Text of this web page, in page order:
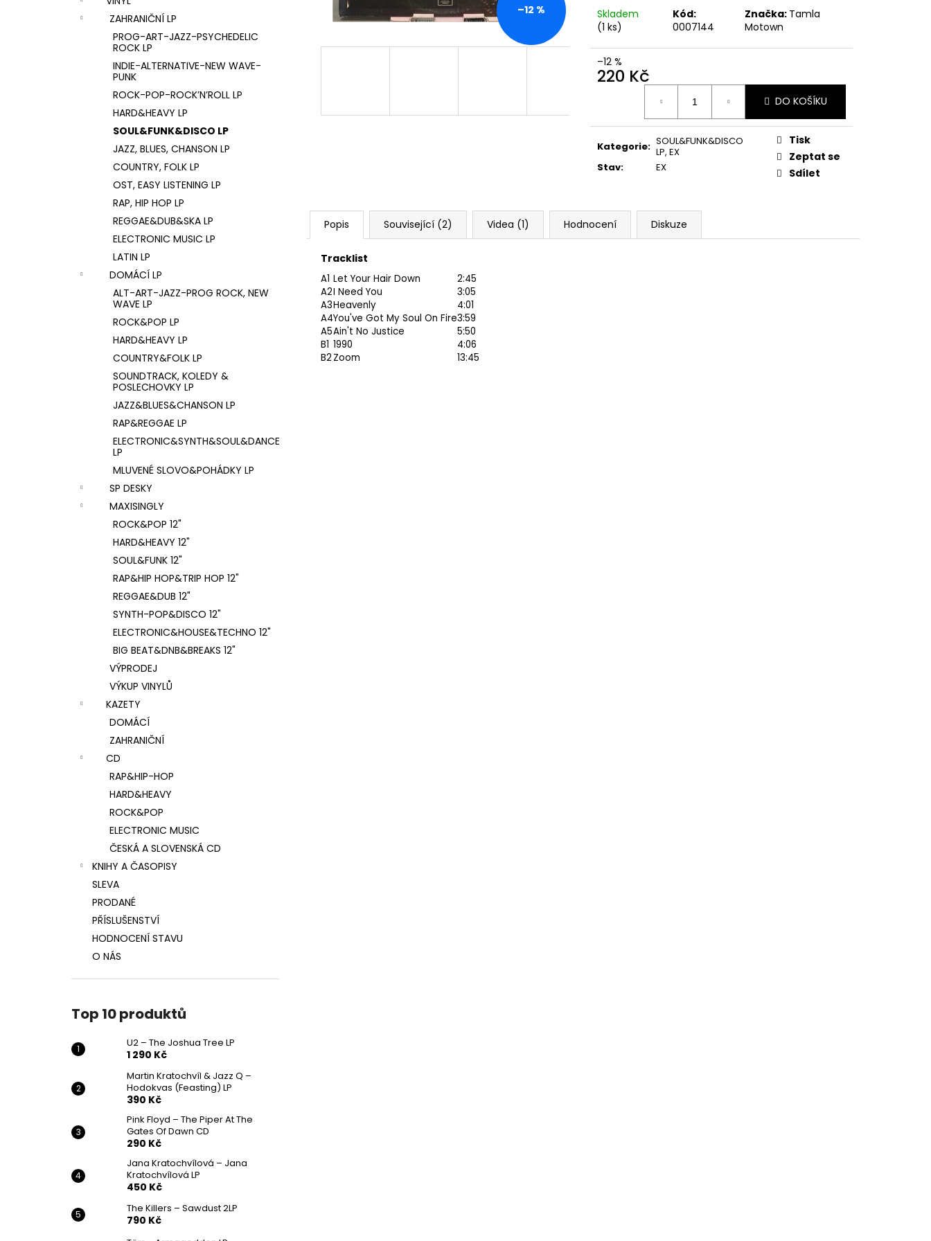
ZAHRANIČNÍ LP
PROG-ART-JAZZ-PSYCHEDELIC
ROCK LP
INDIE-ALTERNATIVE-NEW WAVE-
PUNK
ROCK-POP-ROCK’N’ROLL LP
HARD&HEAVY LP
SOUL&FUNK&DISCO LP
JAZZ, BLUES, CHANSON LP
COUNTRY, FOLK LP
OST, EASY LISTENING LP
RAP, HIP HOP LP
REGGAE&DUB&SKA LP
ELECTRONIC MUSIC LP
LATIN LP
DOMÁCÍ LP
ALT-ART-JAZZ-PROG ROCK, NEW
WAVE LP
ROCK&POP LP
HARD&HEAVY LP
COUNTRY&FOLK LP
SOUNDTRACK, KOLEDY &
POSLECHOVKY LP
JAZZ&BLUES&CHANSON LP
RAP&REGGAE LP
ELECTRONIC&SYNTH&SOUL&DANCE
LP
MLUVENÉ SLOVO&POHÁDKY LP
SP DESKY
MAXISINGLY
ROCK&POP 12"
HARD&HEAVY 12"
SOUL&FUNK 12"
RAP&HIP HOP&TRIP HOP 12"
REGGAE&DUB 12"
SYNTH-POP&DISCO 12"
ELECTRONIC&HOUSE&TECHNO 12"
BIG BEAT&DNB&BREAKS 12"
VÝPRODEJ
VÝKUP VINYLŮ
KAZETY
DOMÁCÍ
ZAHRANIČNÍ
CD
RAP&HIP-HOP
HARD&HEAVY
ROCK&POP
ELECTRONIC MUSIC
ČESKÁ A SLOVENSKÁ CD
KNIHY A ČASOPISY
SLEVA
PRODANÉ
PŘÍSLUŠENSTVÍ
HODNOCENÍ STAVU
O NÁS
Top 10 produktů
U2 – The Joshua Tree LP
1 290 Kč
Martin Kratochvíl & Jazz Q ‎–
Hodokvas (Feasting) LP
390 Kč
Pink Floyd – The Piper At The
Gates Of Dawn CD
290 Kč
Jana Kratochvílová – Jana
Kratochvílová LP
450 Kč
The Killers – Sawdust 2LP
790 Kč
Skladem
(1 ks)
Kód:
0007144
Značka: Tamla
Motown
–12 %
220 Kč
DO KOŠÍKU
Kategorie: SOUL&FUNK&DISCO
LP, EX
Stav: EX
Tisk
Zeptat se
Sdílet
–12 %
Popis Související (2) Videa (1) Hodnocení Diskuze
Tracklist
A1 Let Your Hair Down
2:45
A2I Need You
3:05
A3Heavenly
4:01
A4You've Got My Soul On Fire3:59
A5Ain't No Justice
5:50
B1 1990
4:06
B2 Zoom 13:45
U2 – THE JOSHUA TREE LP
1 290 Kč
MARTIN KRATOCHVÍL & JAZZ Q ‎–
HODOKVAS (FEASTING) LP
PINK FLOYD – THE PIPER AT THE GATES
OF DAWN CD
290 Kč